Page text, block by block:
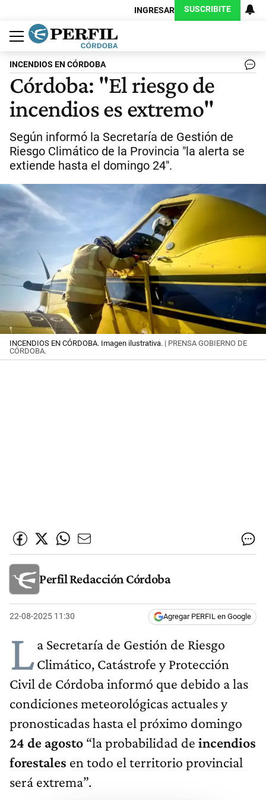
INGRESAR SUSCRIBITE
Política
Economía
Judiciales
Sociedad
Cultura
Espectáculos
Deportes
Protagonistas
INCENDIOS EN CÓRDOBA
Córdoba: "El riesgo de
incendios es extremo"
Según informó la Secretaría de Gestión de
Riesgo Climático de la Provincia "la alerta se
extiende hasta el domingo 24".
INCENDIOS EN CÓRDOBA. Imagen ilustrativa. | PRENSA GOBIERNO DE
CÓRDOBA.
Perfil Redacción Córdoba
22-08-2025 11:30 Agregar PERFIL en Google
La Secretaría de Gestión de Riesgo
Climático, Catástrofe y Protección
Civil de Córdoba informó que debido a las
condiciones meteorológicas actuales y
pronosticadas hasta el próximo domingo
24 de agosto “la probabilidad de incendios
forestales en todo el territorio provincial
será extrema”.